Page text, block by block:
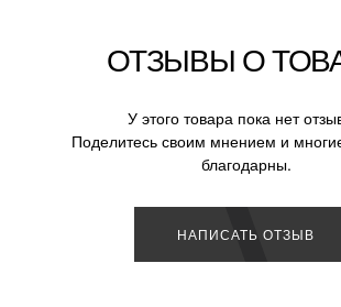
ОТЗЫВЫ О
У этого товара пока нет
Поделитесь своим мнением и
благодарны.
НАПИСАТЬ ОТЗЫВ